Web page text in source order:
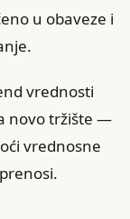
u obaveze i
vrednosti
novo tržište —
vrednosne